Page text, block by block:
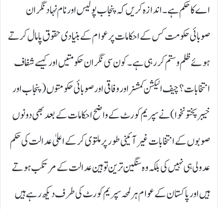
اے کا حکم ہے۔اندازہ کریں کہ پنجاب پولیس اور نام نہاد نگران
صوبائی حکومت کس کے احکامات پر عوام کے بنیادی حقوق پامال کرتے
ہوئے ظلم و ستم کر رہی ہے۔کون سی نگران حکومتیں اور کیسے شفاف
انتخابات؟ چیف الیکشن کمشنر اور وفاقی اور صوبائی حکومتوں (پنجاب اور
خیبر پختونخوا)نے سپریم کورٹ کے واضح احکامات کے بعد بھی دونوں
صوبوں کے انتخابات غیر آئینی طور پر ملتوی کر کے اعلیٰ عدالت کی حکم
عدولی ہی نہیں کی بلکہ وہ سنگین ترین توہین عدالت کے مرتکب ہوتے
ہیں اور پاکستان کے عوام ہر لمحہ سپریم کورٹ کی طرف دیکھ رہے ہیں